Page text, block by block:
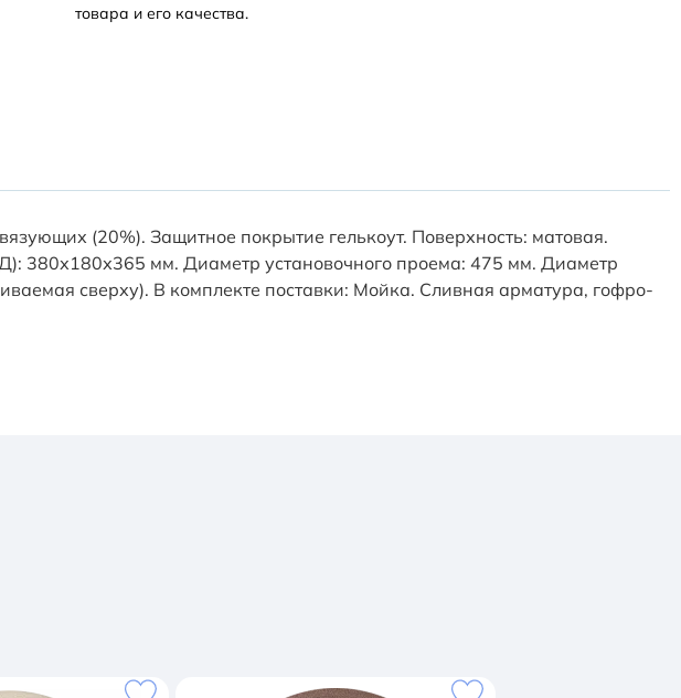
товара и его качества.
(20%). Защитное покрытие гелькоут. Поверхность: матовая.
мм. Диаметр установочного проема: 475 мм. Диаметр
сверху). В комплекте поставки: Мойка. Сливная арматура, гофро-